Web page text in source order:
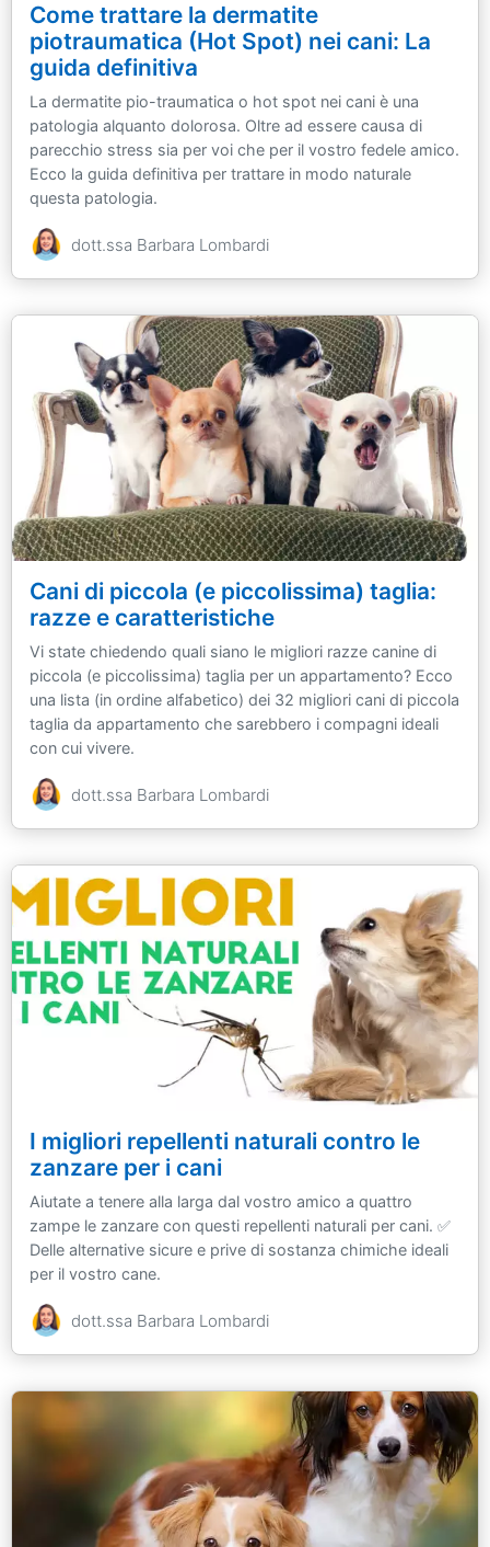
Come trattare la dermatite
piotraumatica (Hot Spot) nei cani: La
guida definitiva
La dermatite pio-traumatica o hot spot nei cani è una
patologia alquanto dolorosa. Oltre ad essere causa di
parecchio stress sia per voi che per il vostro fedele amico.
Ecco la guida definitiva per trattare in modo naturale
questa patologia.
dott.ssa Barbara Lombardi
Cani di piccola (e piccolissima) taglia:
razze e caratteristiche
Vi state chiedendo quali siano le migliori razze canine di
piccola (e piccolissima) taglia per un appartamento? Ecco
una lista (in ordine alfabetico) dei 32 migliori cani di piccola
taglia da appartamento che sarebbero i compagni ideali
con cui vivere.
dott.ssa Barbara Lombardi
I migliori repellenti naturali contro le
zanzare per i cani
Aiutate a tenere alla larga dal vostro amico a quattro
zampe le zanzare con questi repellenti naturali per cani. ✅
Delle alternative sicure e prive di sostanza chimiche ideali
per il vostro cane.
dott.ssa Barbara Lombardi